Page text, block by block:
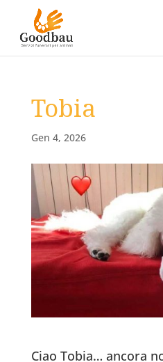
Tobia
Gen 4, 2026
Ciao Tobia… ancora